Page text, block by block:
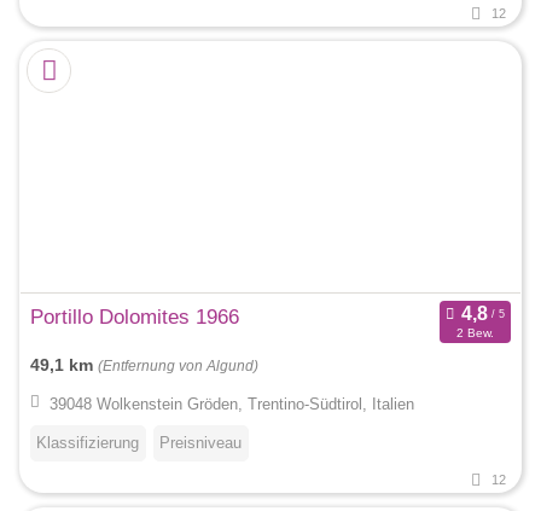
12
Portillo Dolomites 1966
2 Bew.
49,1 km (Entfernung von Algund)
39048 Wolkenstein Gröden, Trentino-Südtirol, Italien
Klassifizierung Preisniveau
12